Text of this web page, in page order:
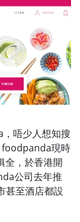
唔少人想知搜
foodpanda現時
全，於香港開
公司去年推
甚至酒店都設